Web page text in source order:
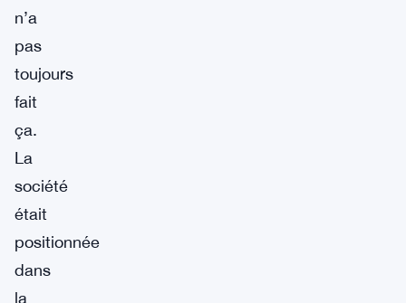
n’a
pas
toujours
fait
ça.
La
société
était
positionnée
dans
la